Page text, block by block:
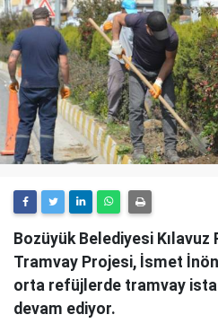
Bozüyük Belediyesi
Tramvay Projesi, İsmet
orta refüjlerde tramvay
devam ediyor.